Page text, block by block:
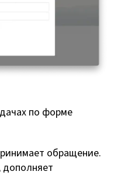
по форме
обращение.
дополняет